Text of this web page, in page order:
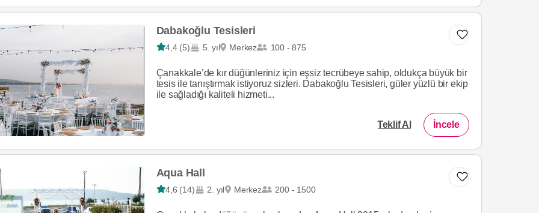
Dabakoğlu Tesisleri
4,4 (5) 5. yıl Merkez 100 - 875
Çanakkale’de kır düğünleriniz için eşsiz tecrübeye sahip, oldukça büyük bir
tesis ile tanıştırmak istiyoruz sizleri. Dabakoğlu Tesisleri, güler yüzlü bir ekip
ile sağladığı kaliteli hizmeti...
Teklif Al İncele
Aqua Hall
4,6 (14) 2. yıl Merkez 200 - 1500